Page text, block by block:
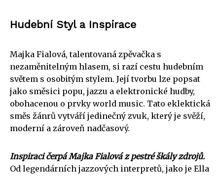
Hudební Styl a Inspirace
Majka Fialová, talentovaná zpěvačka s
nezaměnitelným hlasem, si razí cestu hudebním
světem s osobitým stylem. Její tvorbu lze popsat
jako směsici popu, jazzu a elektronické hudby,
obohacenou o prvky world music. Tato eklektická
směs žánrů vytváří jedinečný zvuk, který je svěží,
moderní a zároveň nadčasový.
Inspiraci čerpá Majka Fialová z pestré škály zdrojů.
Od legendárních jazzových interpretů, jako je Ella